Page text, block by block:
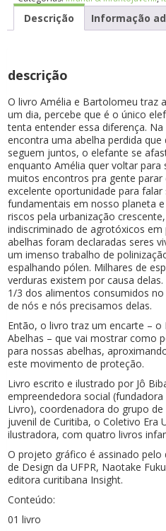
Descrição Informação
descrição
O livro Amélia e Bartolomeu traz
um dia, percebe que é o único
tenta entender essa diferença.
encontra uma abelha perdida
seguem juntos, o elefante se
enquanto Amélia quer voltar para
muitos encontros pra gente parar
excelente oportunidade para falar
fundamentais em nosso planeta
riscos pela urbanização
indiscriminado de agrotóxicos em
abelhas foram declaradas seres
um imenso trabalho de
espalhando pólen. Milhares de
verduras existem por causa
1/3 dos alimentos consumidos
de nós e nós precisamos delas.
Então, o livro traz um encarte – o
Abelhas – que vai mostrar como
para nossas abelhas,
este movimento de proteção.
Livro escrito e ilustrado por Jô
empreendedora social
Livro), coordenadora do grupo
juvenil de Curitiba, o Coletivo Era
ilustradora, com quatro livros
O projeto gráfico é assinado
de Design da UFPR, Naotake
editora curitibana Insight.
Conteúdo:
01 livro